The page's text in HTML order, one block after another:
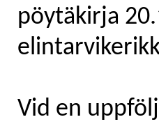
pöytäkirja
Vid en